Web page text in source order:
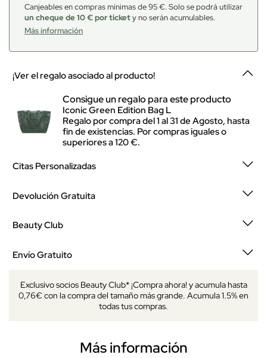
Canjeables en compras mínimas de 95 €. Solo se podrá utilizar
un cheque de 10 € por tickety no serán acumulables.
Más información
¡Ver el regalo asociado al producto!
Consigue un regalo para este producto
Iconic Green Edition Bag L
Regalo por compra del 1 al 31 de Agosto, hasta
fin de existencias. Por compras iguales o
superiores a 120 €.
Citas Personalizadas
Devolución Gratuita
Beauty Club
Envío Gratuito
Exclusivo socios Beauty Club* ¡Compra ahora! y acumula hasta
0,76€ con la compra del tamaño más grande. Acumula 1.5% en
todas tus compras.
Más información